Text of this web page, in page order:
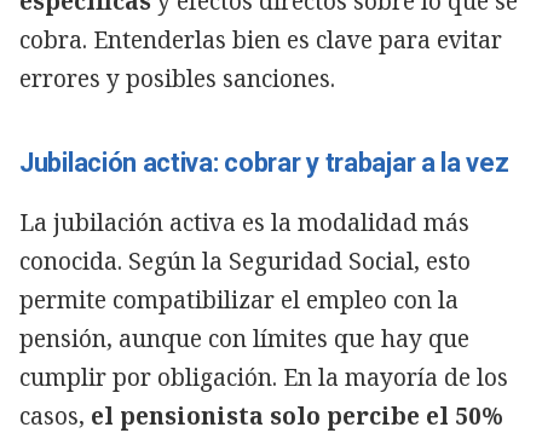
cobra. Entenderlas bien es clave para evitar
errores y posibles sanciones.
Jubilación activa: cobrar y trabajar a la vez
La jubilación activa es la modalidad más
conocida. Según la Seguridad Social, esto
permite compatibilizar el empleo con la
pensión, aunque con límites que hay que
cumplir por obligación. En la mayoría de los
casos, el pensionista solo percibe el 50%